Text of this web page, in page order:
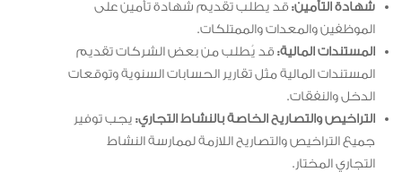
شهادة التأمين:قد يطلب تقديم شهادة تأمين على
الموظفين والمعدات والممتلكات.
المستندات المالية:قد يُطلب من بعض الشركات تقديم
المستندات المالية مثل تقارير الحسابات السنوية وتوقعات
الدخل والنفقات.
التراخيص والتصاريح الخاصة بالنشاط التجاري: يجب توفير
جميع التراخيص والتصاريح اللازمة لممارسة النشاط
التجاري المختار.